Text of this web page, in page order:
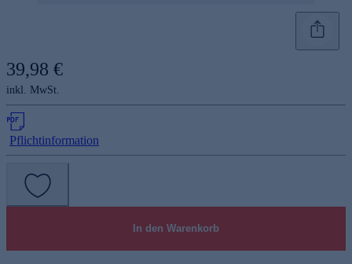
39,98 €
inkl. MwSt.
Pflichtinformation
In den Warenkorb